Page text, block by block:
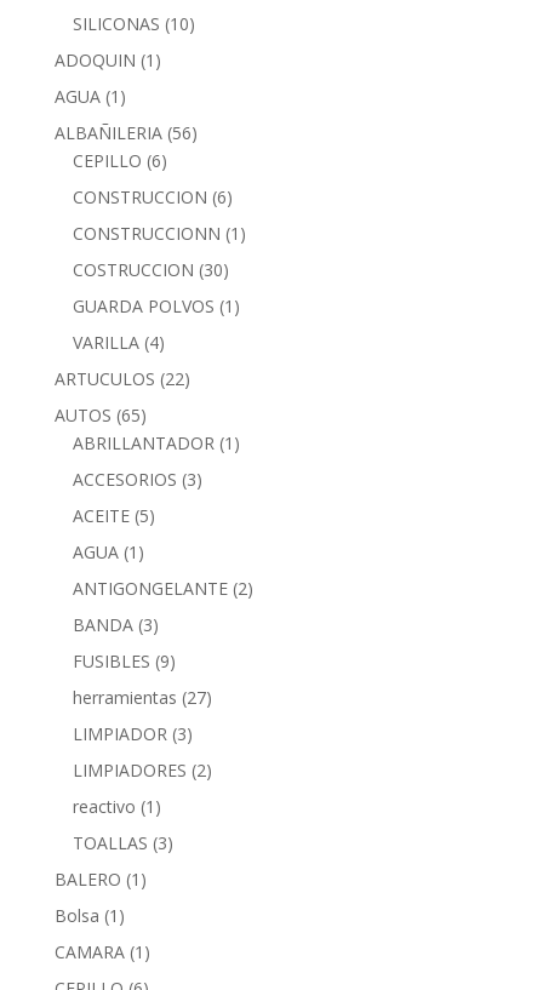
SILICONAS (10)
ADOQUIN (1)
AGUA (1)
ALBAÑILERIA (56)
CEPILLO (6)
CONSTRUCCION (6)
CONSTRUCCIONN (1)
COSTRUCCION (30)
GUARDA POLVOS (1)
VARILLA (4)
ARTUCULOS (22)
AUTOS (65)
ABRILLANTADOR (1)
ACCESORIOS (3)
ACEITE (5)
AGUA (1)
ANTIGONGELANTE (2)
BANDA (3)
FUSIBLES (9)
herramientas (27)
LIMPIADOR (3)
LIMPIADORES (2)
reactivo (1)
TOALLAS (3)
BALERO (1)
Bolsa (1)
CAMARA (1)